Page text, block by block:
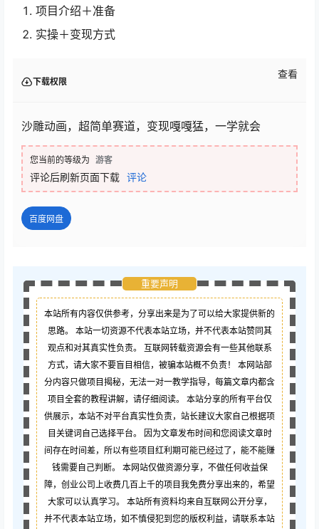
项目介绍＋准备
实操＋变现方式
下载权限
查看
沙雕动画，超简单赛道，变现嘎嘎猛，一学就会
您当前的等级为 游客
评论后刷新页面下载 评论
百度网盘
重要声明
本站所有内容仅供参考，分享出来是为了可以给大家提供新的
思路。 本站一切资源不代表本站立场，并不代表本站赞同其
观点和对其真实性负责。 互联网转载资源会有一些其他联系
方式，请大家不要盲目相信，被骗本站概不负责！ 本网站部
分内容只做项目揭秘，无法一对一教学指导，每篇文章内都含
项目全套的教程讲解，请仔细阅读。 本站分享的所有平台仅
供展示，本站不对平台真实性负责，站长建议大家自己根据项
目关键词自己选择平台。 因为文章发布时间和您阅读文章时
间存在时间差，所以有些项目红利期可能已经过了，能不能赚
钱需要自己判断。 本网站仅做资源分享，不做任何收益保
障，创业公司上收费几百上千的项目我免费分享出来的，希望
大家可以认真学习。 本站所有资料均来自互联网公开分享，
并不代表本站立场，如不慎侵犯到您的版权利益，请联系本站